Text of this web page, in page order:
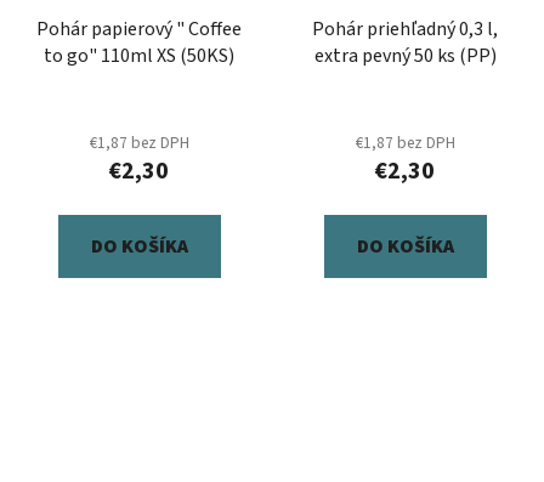
Pohár papierový " Coffee
to go" 110ml XS (50KS)
€1,87 bez DPH
€2,30
DO KOŠÍKA
Pohár priehľadný 0,3 l,
extra pevný 50 ks (PP)
€1,87 bez DPH
€2,30
DO KOŠÍKA